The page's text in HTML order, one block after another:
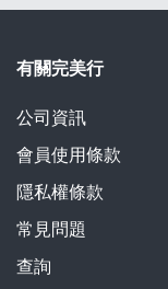
有關完美行
公司資訊
會員使用條款
隱私權條款
常見問題
查詢